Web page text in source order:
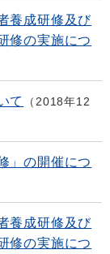
養成研修及び
修の実施につ
て
2018年12
」の開催につ
養成研修及び
修の実施につ